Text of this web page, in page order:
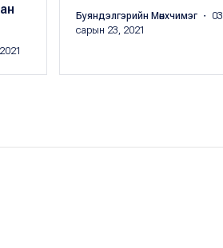
Буяндэлгэрийн Мөнхчимэг ・ 03
сарын 23, 2021